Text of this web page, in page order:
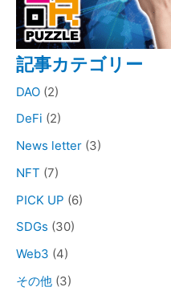
記事カテゴリー
DAO (2)
DeFi (2)
News letter (3)
NFT (7)
PICK UP (6)
SDGs (30)
Web3 (4)
その他 (3)